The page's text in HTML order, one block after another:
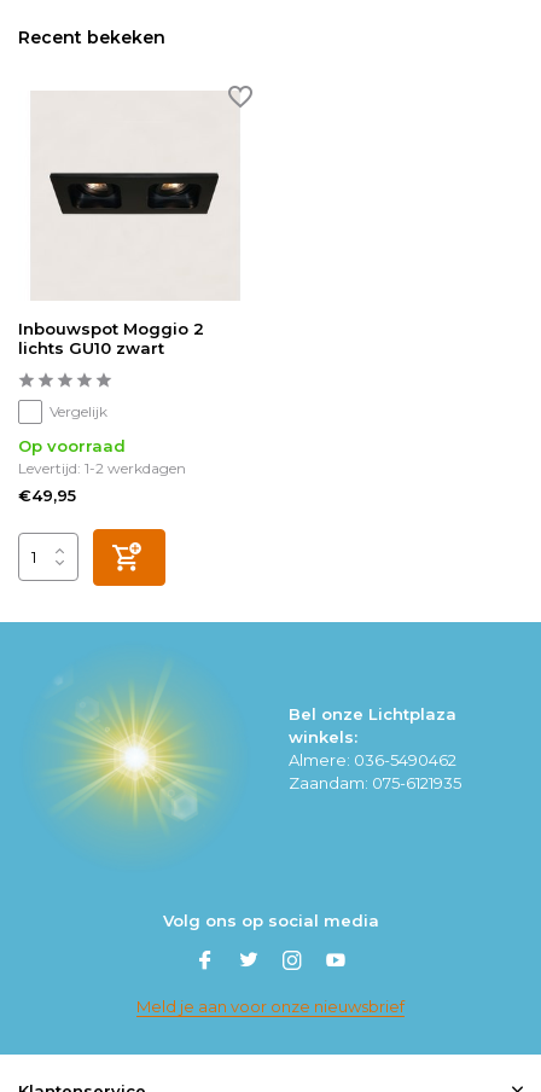
Recent bekeken
Inbouwspot Moggio 2
lichts GU10 zwart
Vergelijk
Op voorraad
Levertijd: 1-2 werkdagen
€49,95
Bel onze Lichtplaza
winkels:
Almere: 036-5490462
Zaandam: 075-6121935
Volg ons op social media
Meld je aan voor onze nieuwsbrief